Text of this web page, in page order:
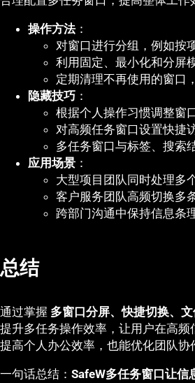
操作方法：
对窗口进行分组，例如按
利用固定、最小化和分屏
定期清理不再使用的窗口
隐藏技巧 ：
根据个人操作习惯调整窗
对高频任务窗口设置快捷
多任务窗口与标签、搜索
应用场景 ：
大型项目团队同时处理多
客户服务团队高频切换多
跨部门沟通中保持信息条
总结
通过掌握 多窗口分屏、快捷切换、
提升多任务操作效率，让用户在高
提高个人办公效率，也能优化团队协
一句话总结： SafeW多任务窗口让信